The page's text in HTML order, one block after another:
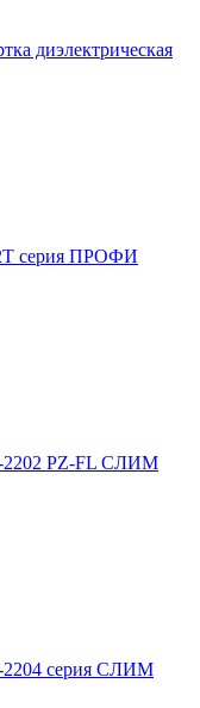
диэлектрическая
серия ПРОФИ
2202 PZ-FL СЛИМ
2204 серия СЛИМ